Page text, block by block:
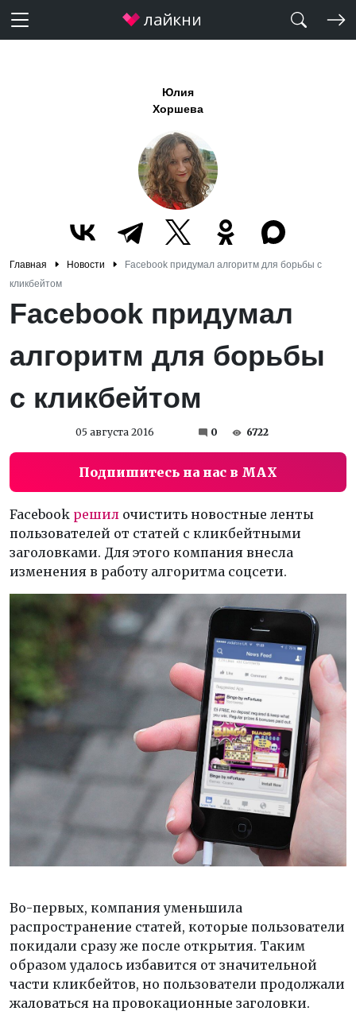
Юлия
Хоршева
Главная Новости
Facebook придумал алгоритм для борьбы с
кликбейтом
Facebook придумал
алгоритм для борьбы
с кликбейтом
05 августа 2016 0 6722
Подпишитесь на нас в MAX
Facebook решил очистить новостные ленты
пользователей от статей с кликбейтными
заголовками. Для этого компания внесла
изменения в работу алгоритма соцсети.
Во-первых, компания уменьшила
распространение статей, которые пользователи
покидали сразу же после открытия. Таким
образом удалось избавится от значительной
части кликбейтов, но пользователи продолжали
жаловаться на провокационные заголовки.